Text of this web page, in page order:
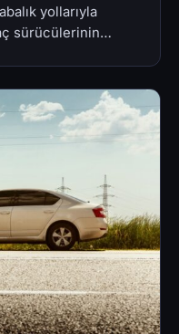
yollarıyla
sürücülerinin…